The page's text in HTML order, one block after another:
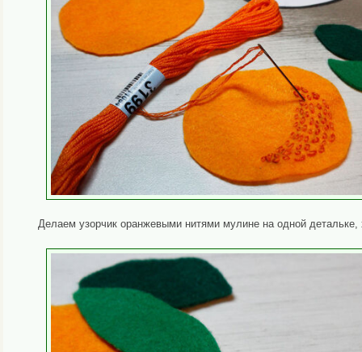
Делаем узорчик оранжевыми нитями мулине на одной